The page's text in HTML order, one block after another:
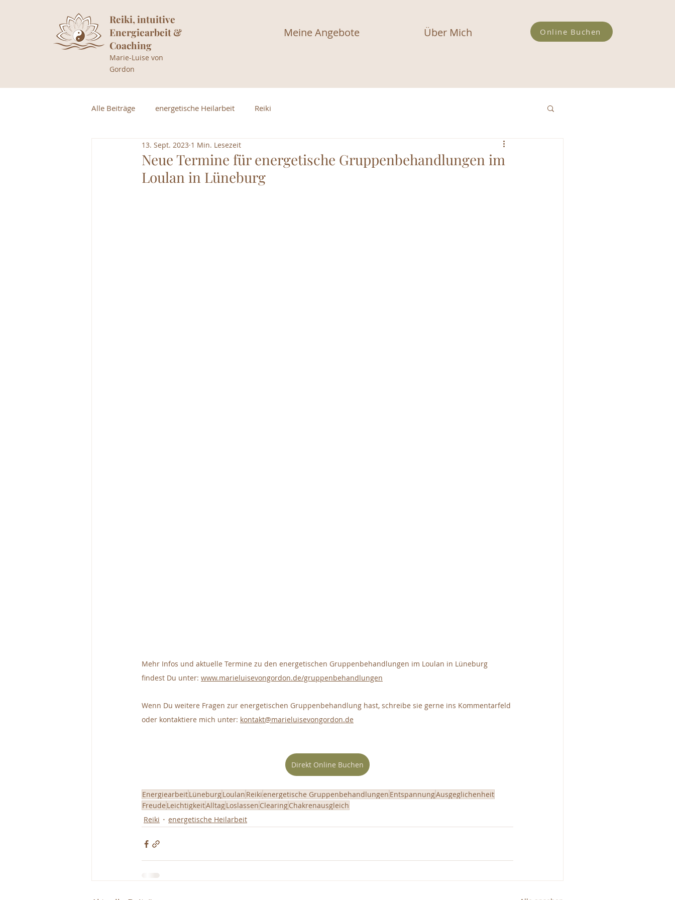
Reiki, intuitive
Energiearbeit &
Coaching
Marie-Luise von
Gordon
Meine Angebote Über Mich Online Buchen
Alle Beiträge energetische Heilarbeit Reiki
Neue Termine für energetische Gruppenbehandlungen im
Loulan in Lüneburg
13. Sept. 2023 1 Min. Lesezeit
Mehr Infos und aktuelle Termine zu den energetischen Gruppenbehandlungen im Loulan in Lüneburg
findest Du unter: www.marieluisevongordon.de/gruppenbehandlungen
Wenn Du weitere Fragen zur energetischen Gruppenbehandlung hast, schreibe sie gerne ins Kommentarfeld
oder kontaktiere mich unter: kontakt@marieluisevongordon.de
Direkt Online Buchen
EnergiearbeitLüneburgLoulan Reikienergetische Gruppenbehandlungen EntspannungAusgeglichenheit
Freude LeichtigkeitAlltagLoslassen ClearingChakrenausgleich
Reiki
energetische Heilarbeit